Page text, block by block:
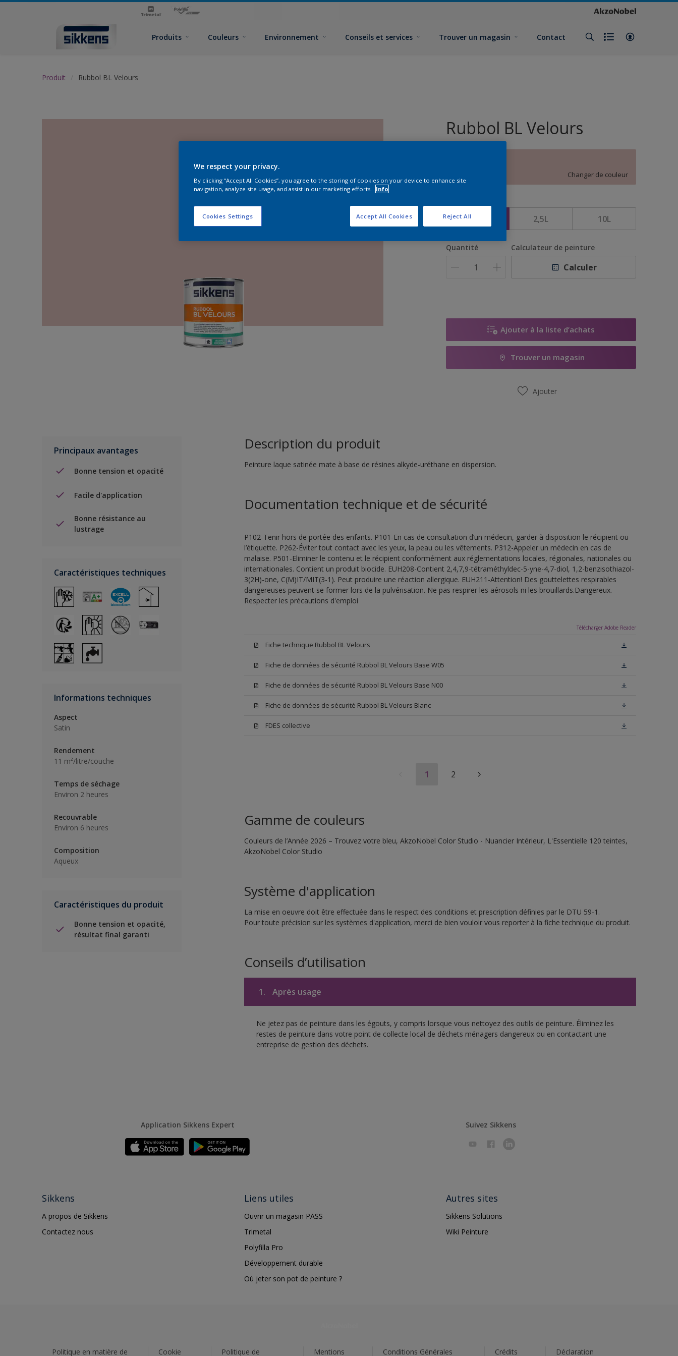
Produits Couleurs Environnement Conseils et services Trouver un magasin Contact
Produit Rubbol BL Velours
Rubbol BL Velours
Changer de couleur
2,5L 10L
Quantité Calculateur de peinture
Calculer
Ajouter à la liste d’achats
Trouver un magasin
Ajouter
Principaux avantages
Bonne tension et opacité
Facile d'application
Bonne résistance au
lustrage
Caractéristiques techniques
Informations techniques
Aspect
Satin
Rendement
11 m²/litre/couche
Temps de séchage
Environ 2 heures
Recouvrable
Environ 6 heures
Composition
Aqueux
Caractéristiques du produit
Bonne tension et opacité,
résultat final garanti
Description du produit
Peinture laque satinée mate à base de résines alkyde-uréthane en dispersion.
Documentation technique et de sécurité
P102-Tenir hors de portée des enfants. P101-En cas de consultation d’un médecin, garder à disposition le récipient ou
l’étiquette. P262-Éviter tout contact avec les yeux, la peau ou les vêtements. P312-Appeler un médecin en cas de
malaise. P501-Eliminer le contenu et le récipient conformément aux réglementations locales, régionales, nationales ou
internationales. Contient un produit biocide. EUH208-Contient 2,4,7,9-tétraméthyldec-5-yne-4,7-diol, 1,2-benzisothiazol-
3(2H)-one, C(M)IT/MIT(3-1). Peut produire une réaction allergique. EUH211-Attention! Des gouttelettes respirables
dangereuses peuvent se former lors de la pulvérisation. Ne pas respirer les aérosols ni les brouillards.Dangereux.
Respecter les précautions d'emploi
Télécharger Adobe Reader
Fiche technique Rubbol BL Velours
Fiche de données de sécurité Rubbol BL Velours Base W05
Fiche de données de sécurité Rubbol BL Velours Base N00
Fiche de données de sécurité Rubbol BL Velours Blanc
FDES collective
1 2
Gamme de couleurs
Couleurs de l’Année 2026 – Trouvez votre bleu, AkzoNobel Color Studio - Nuancier Intérieur, L'Essentielle 120 teintes,
AkzoNobel Color Studio
Système d'application
La mise en oeuvre doit être effectuée dans le respect des conditions et prescription définies par le DTU 59-1.
Pour toute précision sur les systèmes d'application, merci de bien vouloir vous reporter à la fiche technique du produit.
Conseils d’utilisation
1. Après usage
Ne jetez pas de peinture dans les égouts, y compris lorsque vous nettoyez des outils de peinture. Éliminez les
restes de peinture dans votre point de collecte local de déchets ménagers dangereux ou en contactant une
entreprise de gestion des déchets.
Application Sikkens Expert Suivez Sikkens
Sikkens
A propos de Sikkens
Contactez nous
Liens utiles
Ouvrir un magasin PASS
Trimetal
Polyfilla Pro
Développement durable
Où jeter son pot de peinture ?
Autres sites
Sikkens Solutions
Wiki Peinture
Politique en matière de Cookie Politique de Mentions Conditions Générales Crédits Déclaration
We respect your privacy.
By clicking “Accept All Cookies”, you agree to the storing of cookies on your device to enhance site
navigation, analyze site usage, and assist in our marketing efforts.
Info
Cookies Settings Reject All
Accept All Cookies